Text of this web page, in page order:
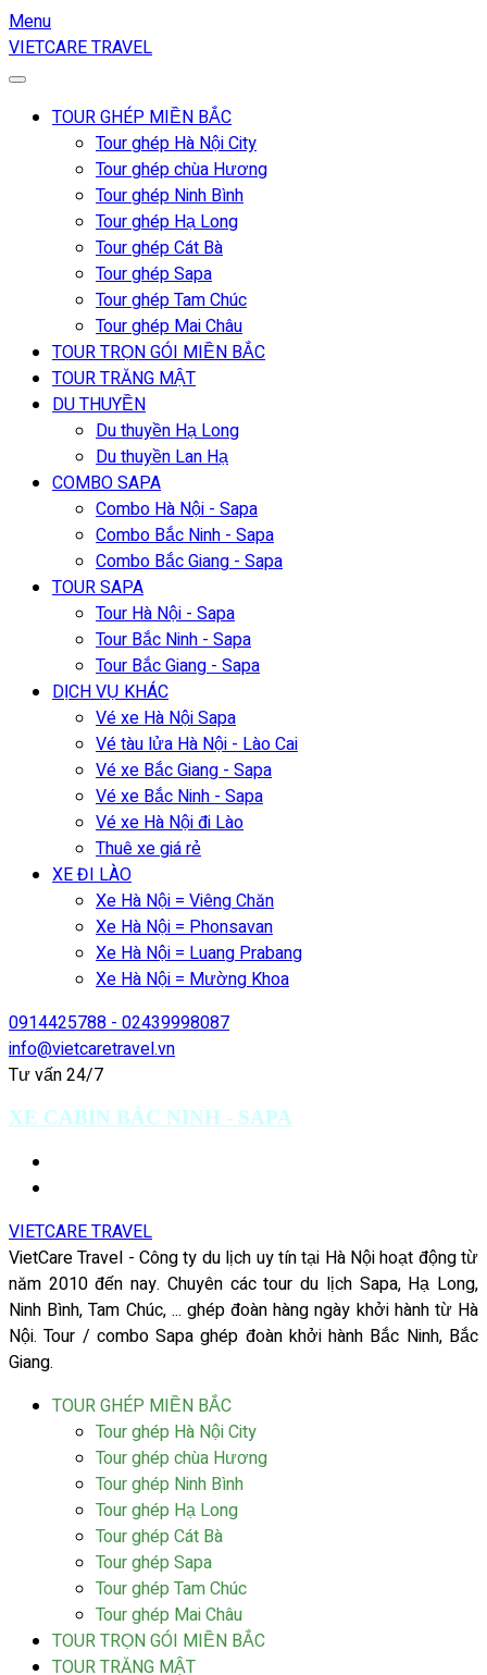
Menu
VIETCARE TRAVEL
TOUR GHÉP MIỀN BẮC
Tour ghép Hà Nội City
Tour ghép chùa Hương
Tour ghép Ninh Bình
Tour ghép Hạ Long
Tour ghép Cát Bà
Tour ghép Sapa
Tour ghép Tam Chúc
Tour ghép Mai Châu
TOUR TRỌN GÓI MIỀN BẮC
TOUR TRĂNG MẬT
DU THUYỀN
Du thuyền Hạ Long
Du thuyền Lan Hạ
COMBO SAPA
Combo Hà Nội - Sapa
Combo Bắc Ninh - Sapa
Combo Bắc Giang - Sapa
TOUR SAPA
Tour Hà Nội - Sapa
Tour Bắc Ninh - Sapa
Tour Bắc Giang - Sapa
DỊCH VỤ KHÁC
Vé xe Hà Nội Sapa
Vé tàu lửa Hà Nội - Lào Cai
Vé xe Bắc Giang - Sapa
Vé xe Bắc Ninh - Sapa
Vé xe Hà Nội đi Lào
Thuê xe giá rẻ
XE ĐI LÀO
Xe Hà Nội = Viêng Chăn
Xe Hà Nội = Phonsavan
Xe Hà Nội = Luang Prabang
Xe Hà Nội = Mường Khoa
0914425788 - 02439998087
info@vietcaretravel.vn
Tư vấn 24/7
XE CABIN BẮC NINH - SAPA
VIETCARE TRAVEL
VietCare Travel - Công ty du lịch uy tín tại Hà Nội hoạt động từ
năm 2010 đến nay. Chuyên các tour du lịch Sapa, Hạ Long,
Ninh Bình, Tam Chúc, ... ghép đoàn hàng ngày khởi hành từ Hà
Nội. Tour / combo Sapa ghép đoàn khởi hành Bắc Ninh, Bắc
Giang.
TOUR GHÉP MIỀN BẮC
Tour ghép Hà Nội City
Tour ghép chùa Hương
Tour ghép Ninh Bình
Tour ghép Hạ Long
Tour ghép Cát Bà
Tour ghép Sapa
Tour ghép Tam Chúc
Tour ghép Mai Châu
TOUR TRỌN GÓI MIỀN BẮC
TOUR TRĂNG MẬT